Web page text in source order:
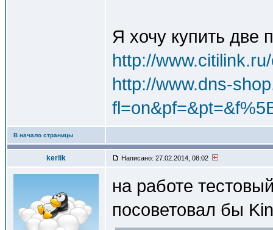
Я хочу купить две
http://
http://www.dns-
В начало страницы
kerlik Написано: 27.02.2014, 08:02
на работе
посоветовал бы